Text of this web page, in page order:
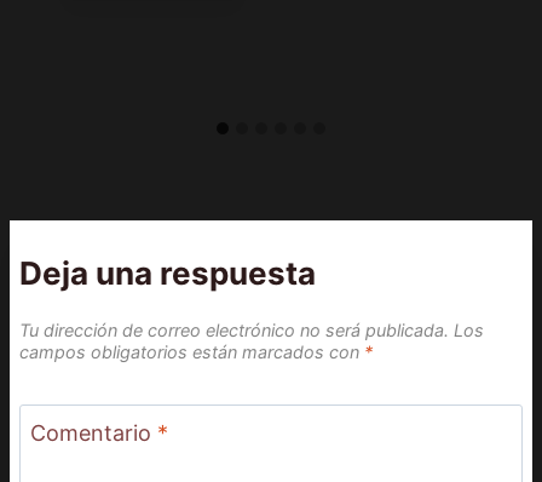
Deja una respuesta
Tu dirección de correo electrónico no será publicada. Los
campos obligatorios están marcados con *
Comentario *